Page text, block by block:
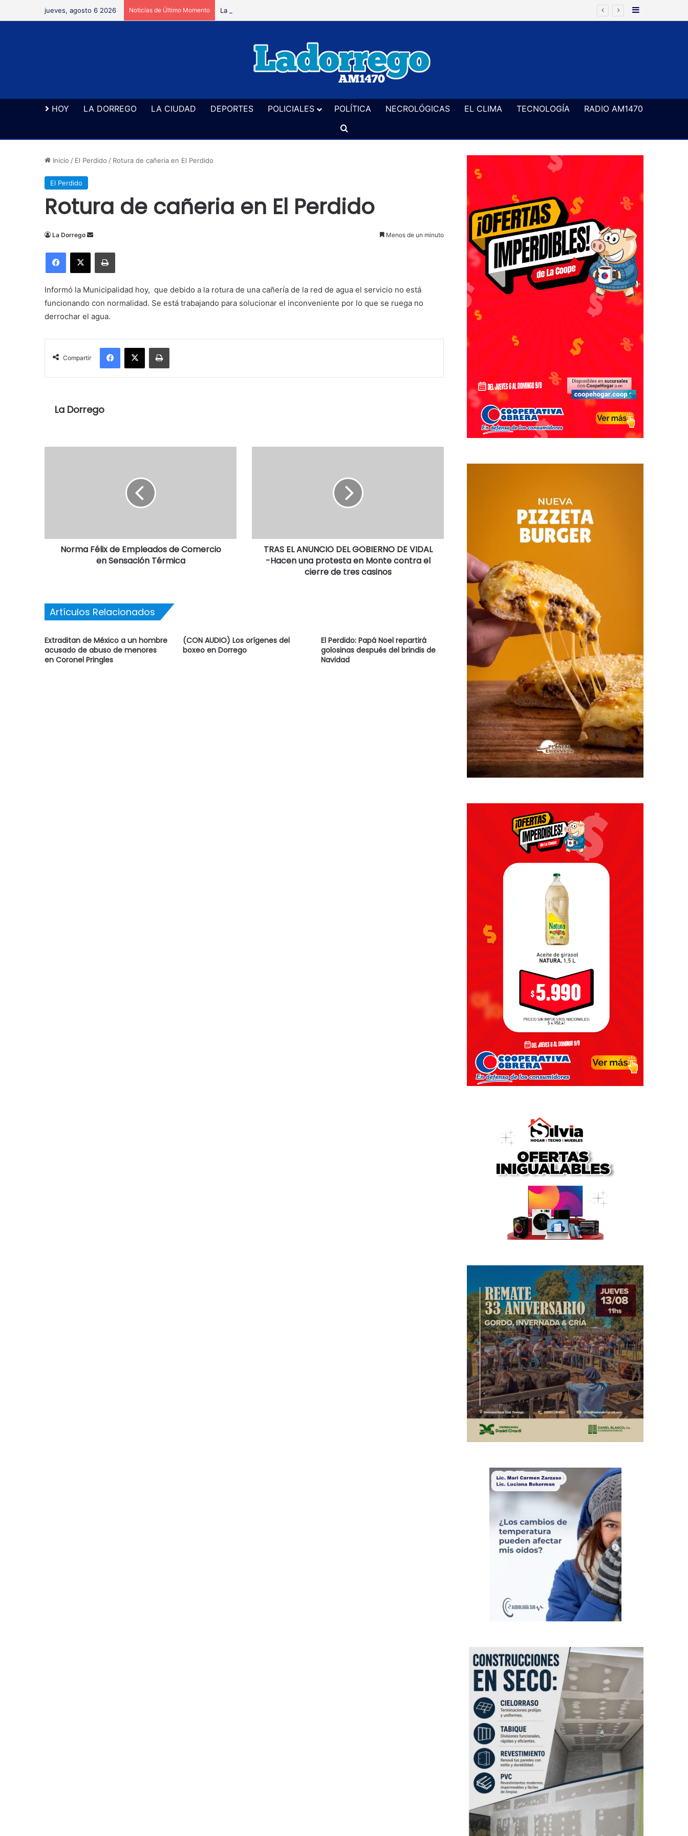
jueves, agosto 6 2026 Noticias de Último Momento La Liga de Fútbol analiza crear una comisión de canchas para inspeccionar los campos de juego Barra Lateral
HOY LA DORREGO LA CIUDAD DEPORTES POLICIALES POLÍTICA NECROLÓGICAS EL CLIMA TECNOLOGÍA
RADIO AM1470
Buscar
Inicio / El Perdido / Rotura de cañeria en El Perdido
El Perdido
Rotura de cañeria en El Perdido
La Dorrego
Send
email
Menos de un minuto
Facebook
X Imprimir
Informó la Municipalidad hoy, que debido a la rotura de una cañería de la red de agua el servicio no está
funcionando con normalidad. Se está trabajando para solucionar el inconveniente por lo que se ruega no
derrochar el agua.
Compartir
Facebook
X Imprimir
La Dorrego
Norma Félix de Empleados de Comercio
en Sensación Térmica
TRAS EL ANUNCIO DEL GOBIERNO DE VIDAL
-Hacen una protesta en Monte contra el
cierre de tres casinos
Artículos Relacionados
Extraditan de México a un hombre
acusado de abuso de menores
en Coronel Pringles
(CON AUDIO) Los orígenes del
boxeo en Dorrego
El Perdido: Papá Noel repartirá
golosinas después del brindis de
Navidad